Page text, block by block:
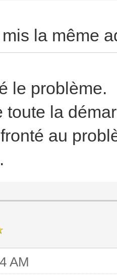
la même
le problème.
toute la
au
AM